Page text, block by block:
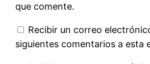
que comente.
Recibir un correo
siguientes comentarios a esta